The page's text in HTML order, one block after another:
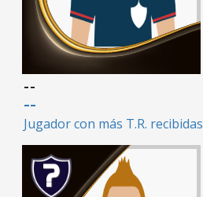
--
--
Jugador con más T.R. recibidas